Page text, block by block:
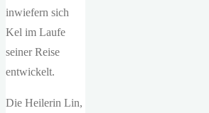
inwiefern sich
Kel im Laufe
seiner Reise
entwickelt.
Die Heilerin Lin,